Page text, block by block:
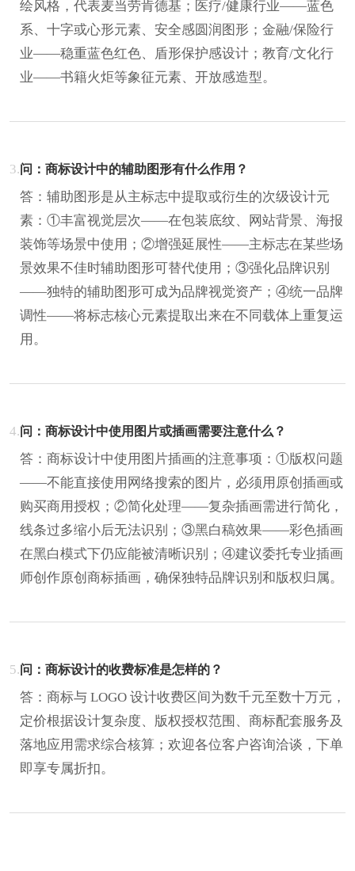
绘风格，代表麦当劳肯德基；医疗/健康行业——蓝色
系、十字或心形元素、安全感圆润图形；金融/保险行
业——稳重蓝色红色、盾形保护感设计；教育/文化行
业——书籍火炬等象征元素、开放感造型。
3.问：商标设计中的辅助图形有什么作用？
答：辅助图形是从主标志中提取或衍生的次级设计元
素：①丰富视觉层次——在包装底纹、网站背景、海报
装饰等场景中使用；②增强延展性——主标志在某些场
景效果不佳时辅助图形可替代使用；③强化品牌识别
——独特的辅助图形可成为品牌视觉资产；④统一品牌
调性——将标志核心元素提取出来在不同载体上重复运
用。
4.问：商标设计中使用图片或插画需要注意什么？
答：商标设计中使用图片插画的注意事项：①版权问题
——不能直接使用网络搜索的图片，必须用原创插画或
购买商用授权；②简化处理——复杂插画需进行简化，
线条过多缩小后无法识别；③黑白稿效果——彩色插画
在黑白模式下仍应能被清晰识别；④建议委托专业插画
师创作原创商标插画，确保独特品牌识别和版权归属。
5.问：商标设计的收费标准是怎样的？
答：商标与 LOGO 设计收费区间为数千元至数十万元，
定价根据设计复杂度、版权授权范围、商标配套服务及
落地应用需求综合核算；欢迎各位客户咨询洽谈，下单
即享专属折扣。